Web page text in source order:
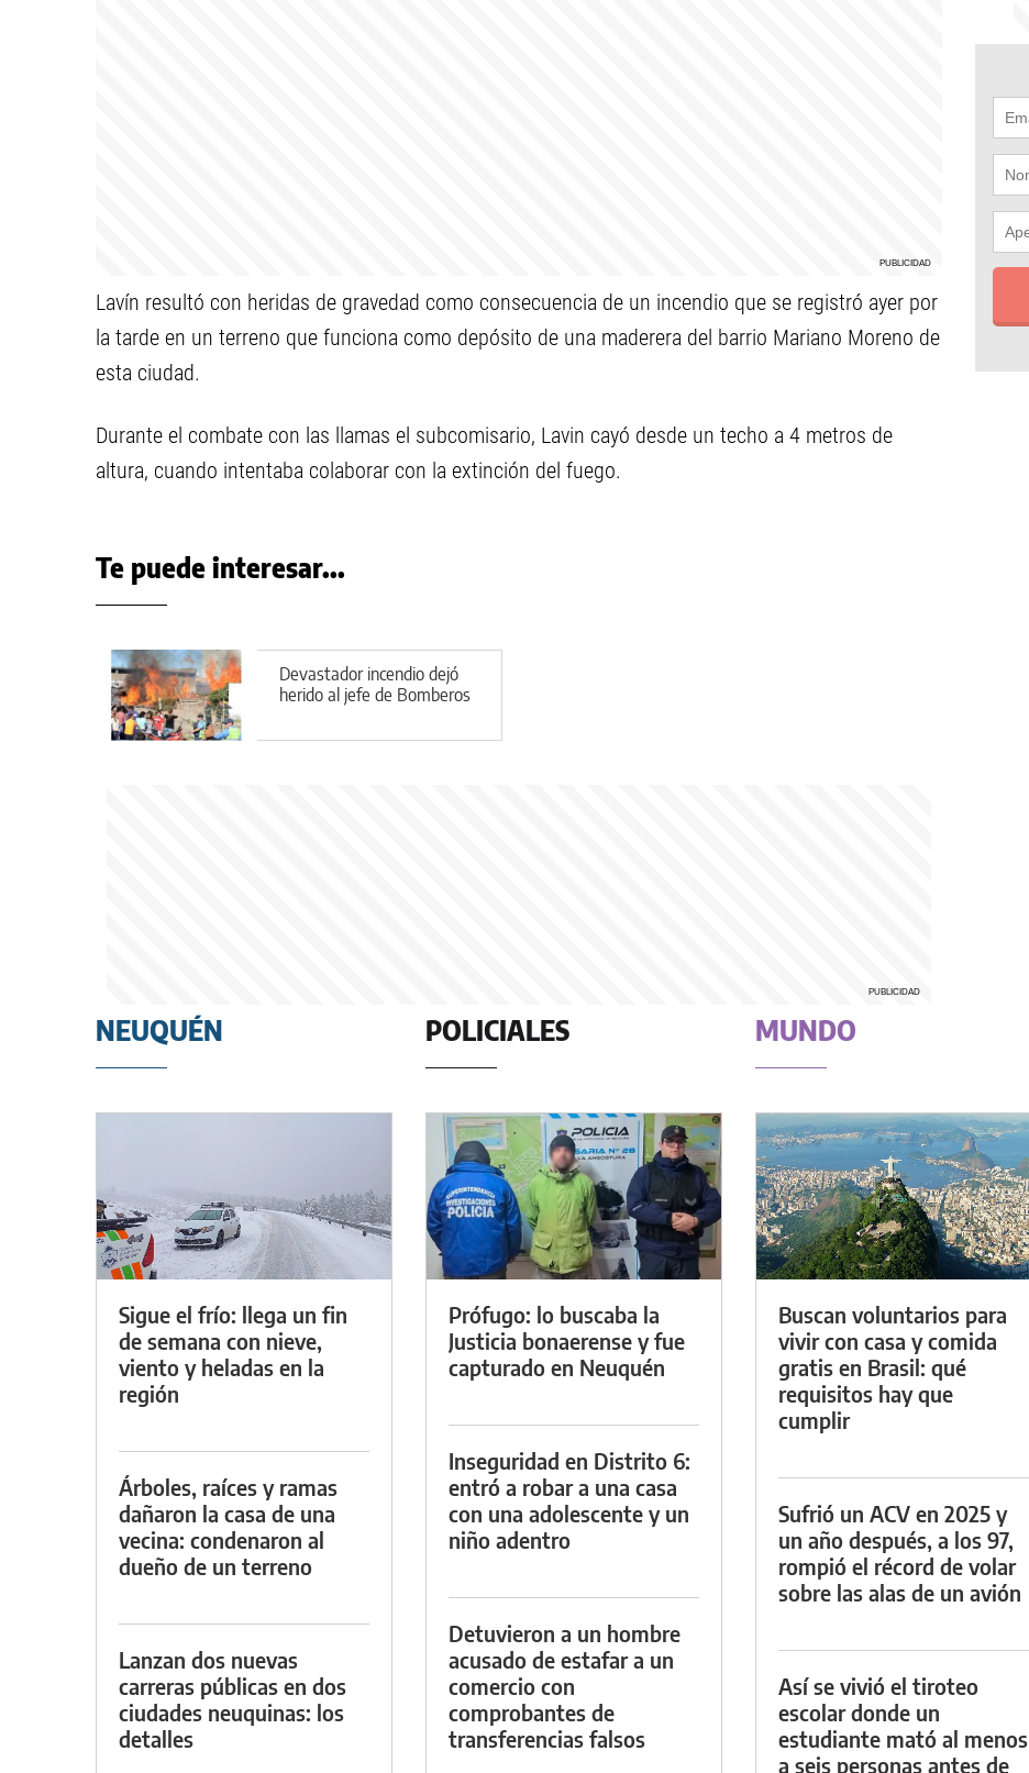
Lavín resultó con heridas de gravedad como consecuencia de un incendio que se registró ayer por
la tarde en un terreno que funciona como depósito de una maderera del barrio Mariano Moreno de
esta ciudad.
Durante el combate con las llamas el subcomisario, Lavin cayó desde un techo a 4 metros de
altura, cuando intentaba colaborar con la extinción del fuego.
Te puede interesar...
Devastador incendio dejó
herido al jefe de Bomberos
NEUQUÉN
Sigue el frío: llega un fin
de semana con nieve,
viento y heladas en la
región
Árboles, raíces y ramas
dañaron la casa de una
vecina: condenaron al
dueño de un terreno
Lanzan dos nuevas
carreras públicas en dos
ciudades neuquinas: los
detalles
POLICIALES
Prófugo: lo buscaba la
Justicia bonaerense y fue
capturado en Neuquén
Inseguridad en Distrito 6:
entró a robar a una casa
con una adolescente y un
niño adentro
Detuvieron a un hombre
acusado de estafar a un
comercio con
comprobantes de
transferencias falsos
MUNDO
Buscan voluntarios para
vivir con casa y comida
gratis en Brasil: qué
requisitos hay que
cumplir
Sufrió un ACV en 2025 y
un año después, a los 97,
rompió el récord de volar
sobre las alas de un avión
Así se vivió el tiroteo
escolar donde un
estudiante mató al menos
a seis personas antes de